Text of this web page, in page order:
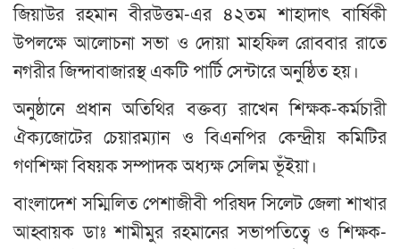
জিয়াউর রহমান বীরউত্তম-এর ৪২তম শাহাদাৎ বার্ষিকী
উপলক্ষে আলোচনা সভা ও দোয়া মাহফিল রোববার রাতে
নগরীর জিন্দাবাজারস্থ একটি পার্টি সেন্টারে অনুষ্ঠিত হয়।
অনুষ্ঠানে প্রধান অতিথির বক্তব্য রাখেন শিক্ষক-কর্মচারী
ঐক্যজোটের চেয়ারম্যান ও বিএনপির কেন্দ্রীয় কমিটির
গণশিক্ষা বিষয়ক সম্পাদক অধ্যক্ষ সেলিম ভূঁইয়া।
বাংলাদেশ সম্মিলিত পেশাজীবী পরিষদ সিলেট জেলা শাখার
আহ্বায়ক ডাঃ শামীমুর রহমানের সভাপতিত্বে ও শিক্ষক-